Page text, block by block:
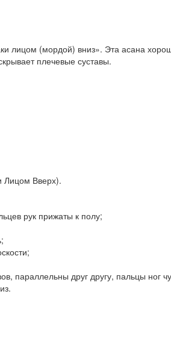
(мордой) вниз». Эта асана
плечевые суставы.
Вверх).
рук прижаты к полу;
параллельны друг другу, пальцы ног